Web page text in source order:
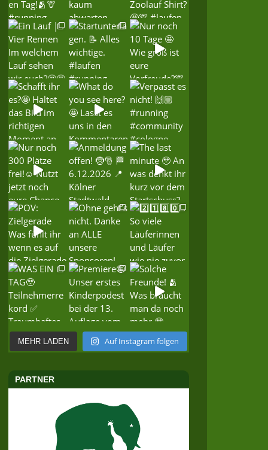
MEHR LADEN Auf Instagram folgen
PARTNER